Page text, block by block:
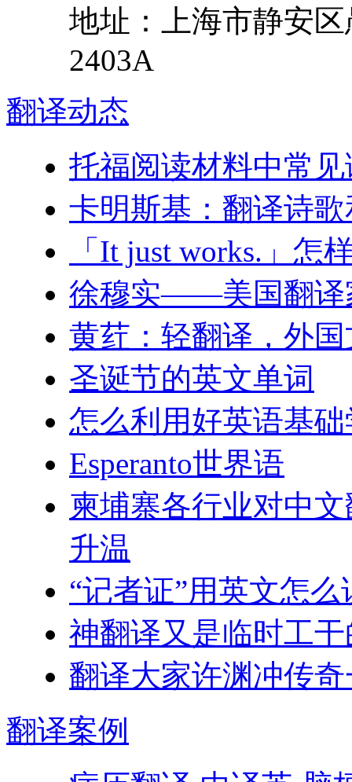
地址：
上海市静安区
2403A
翻译动态
托福阅读材料中常
卡明斯基：翻译诗
「It just works.」怎
徐穆实——美国翻译
黄荭：轻翻译，外
圣诞节的英文单词
怎么利用好英语基
Esperanto世界语
柬埔寨各行业对中
升温
“记者证”用英文怎么
神翻译又是临时工
翻译大家许渊冲传
翻译案例